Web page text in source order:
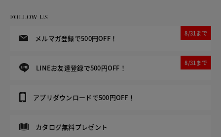
FOLLOW US
メルマガ登録で500円OFF！
8/31まで
LINEお友達登録で500円OFF！
8/31まで
アプリダウンロードで500円OFF！
カタログ無料プレゼント